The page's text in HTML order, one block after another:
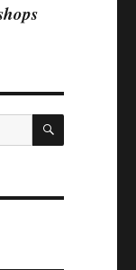
SUCHEN